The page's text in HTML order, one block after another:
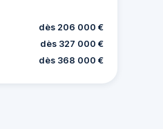
dès 206 000 €
dès 327 000 €
dès 368 000 €